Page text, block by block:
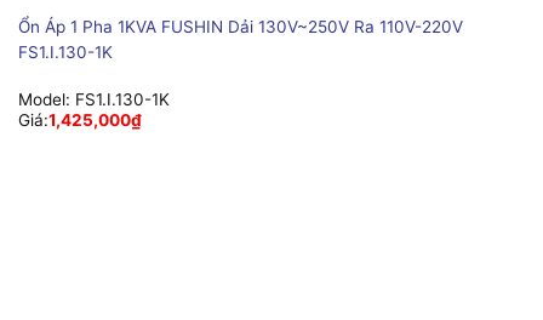
Ổn Áp 1 Pha 1KVA FUSHIN Dải 130V~250V Ra 110V-220V
FS1.I.130-1K
Model: FS1.I.130-1K
Giá:1,425,000₫